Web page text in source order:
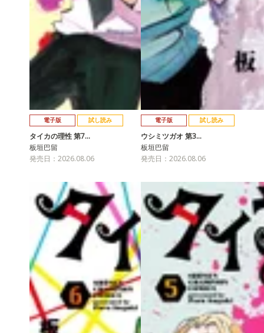
電子版 試し読み
タイカの理性 第7…
板垣巴留
発売日：2026.08.06
電子版 試し読み
ウシミツガオ 第3…
板垣巴留
発売日：2026.08.06